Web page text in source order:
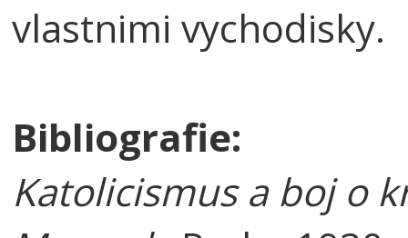
vlastnimi vychodisky.
Bibliografie:
Katolicismus a boj o